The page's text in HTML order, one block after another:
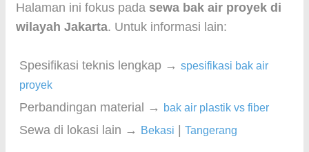
Halaman ini fokus pada sewa bak air proyek di
wilayah Jakarta. Untuk informasi lain:
Spesifikasi teknis lengkap → spesifikasi bak air
proyek
Perbandingan material → bak air plastik vs fiber
Sewa di lokasi lain → Bekasi Tangerang